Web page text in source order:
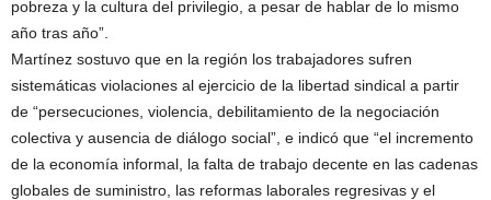
pobreza y la cultura del privilegio, a pesar de hablar de lo mismo
año tras año”.
Martínez sostuvo que en la región los trabajadores sufren
sistemáticas violaciones al ejercicio de la libertad sindical a partir
de “persecuciones, violencia, debilitamiento de la negociación
colectiva y ausencia de diálogo social”, e indicó que “el incremento
de la economía informal, la falta de trabajo decente en las cadenas
globales de suministro, las reformas laborales regresivas y el